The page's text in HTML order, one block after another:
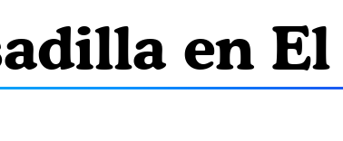
en El